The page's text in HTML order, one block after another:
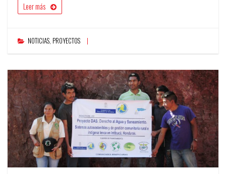
Leer más
NOTICIAS, PROYECTOS